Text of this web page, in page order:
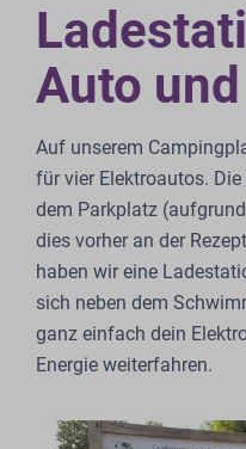
Auto
Auf unserem
für vier Elektroautos.
dem Parkplatz
dies vorher an der
haben wir eine
sich neben dem
ganz einfach dein
Energie weiterfahren.